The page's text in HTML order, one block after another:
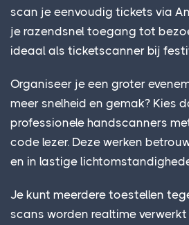
scan je eenvoudig tickets via
je razendsnel toegang tot
ideaal als ticketscanner bij
Organiseer je een groter
meer snelheid en gemak? Kies
professionele handscanners
code lezer. Deze werken
en in lastige
Je kunt meerdere toestellen
scans worden realtime